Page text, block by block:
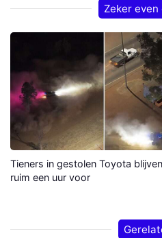
Zeker even
Tieners in gestolen Toyota
ruim een uur voor